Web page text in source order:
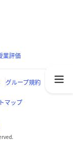
業評価
グループ規約
マップ